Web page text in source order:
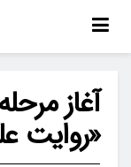
آغاز
«روایت